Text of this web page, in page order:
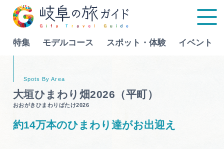
特集 モデルコース スポット・体験 イベント
Language
大垣ひまわり畑2026（平町）
おおがきひまわりばたけ2026
約14万本のひまわり達がお出迎え